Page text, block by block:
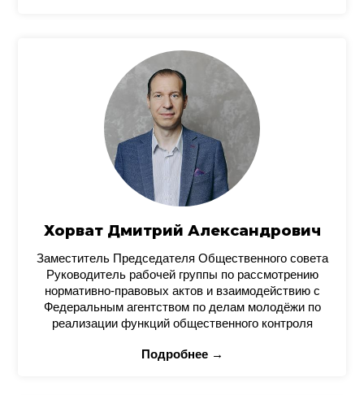
Хорват Дмитрий Александрович
Заместитель Председателя Общественного совета
Руководитель рабочей группы по рассмотрению
нормативно-правовых актов и взаимодействию с
Федеральным агентством по делам молодёжи по
реализации функций общественного контроля
Подробнее →